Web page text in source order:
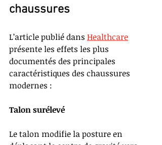
chaussures
L’article publié dans Healthcare
présente les effets les plus
documentés des principales
caractéristiques des chaussures
modernes :
Talon surélevé
Le talon modifie la posture en